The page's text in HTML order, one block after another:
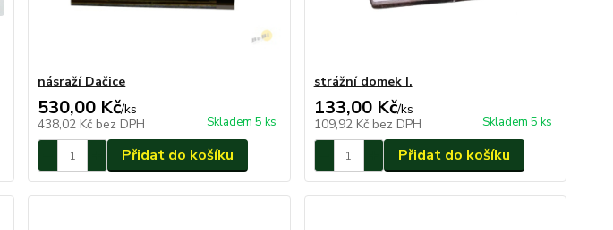
násraží Dačice
530,00 Kč/ks
438,02 Kč bez DPH Skladem 5 ks
Přidat do košíku
strážní domek I.
133,00 Kč/ks
109,92 Kč bez DPH Skladem 5 ks
Přidat do košíku